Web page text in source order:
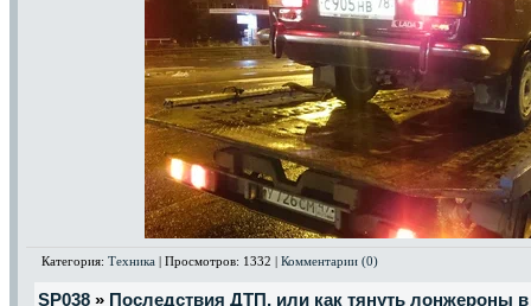
Категория: Техника | Просмотров: 1332 | Комментарии (0)
SP038 » Последствия ДТП, или как тянуть лонжероны в